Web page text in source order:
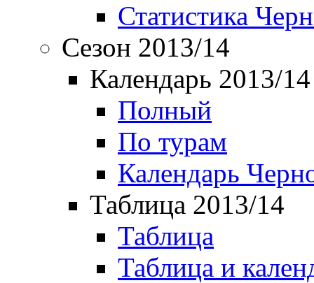
Статистика
Сезон 2013/14
Календарь 2013/14
Полный
По турам
Календарь
Таблица 2013/14
Таблица
Таблица и